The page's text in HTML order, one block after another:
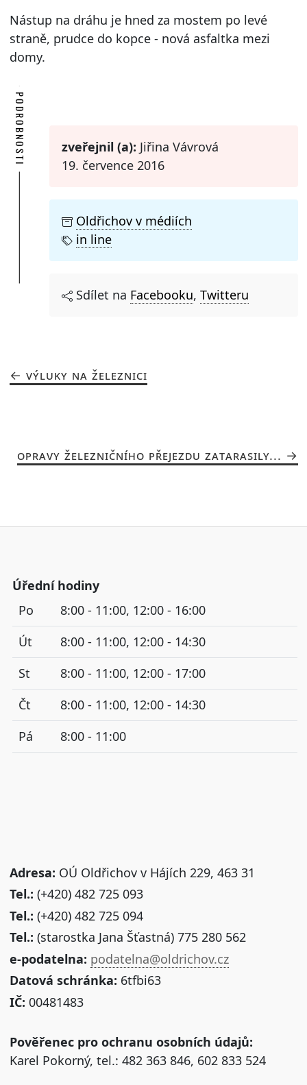
Nástup na dráhu je hned za mostem po levé
straně, prudce do kopce - nová asfaltka mezi
domy.
PODROBNOSTI zveřejnil (a): Jiřina Vávrová
19. července 2016
Oldřichov v médiích
in line
Sdílet na Facebooku, Twitteru
VÝLUKY NA ŽELEZNICI
OPRAVY ŽELEZNIČNÍHO PŘEJEZDU ZATARASILY...
Úřední hodiny
Po
8:00 - 11:00, 12:00 - 16:00
Út
8:00 - 11:00, 12:00 - 14:30
St
8:00 - 11:00, 12:00 - 17:00
Čt
8:00 - 11:00, 12:00 - 14:30
Pá
8:00 - 11:00
Adresa: OÚ Oldřichov v Hájích 229, 463 31
Tel.: (+420) 482 725 093
Tel.: (+420) 482 725 094
Tel.: (starostka Jana Šťastná) 775 280 562
e-podatelna: podatelna@oldrichov.cz
Datová schránka: 6tfbi63
IČ: 00481483
Pověřenec pro ochranu osobních údajů:
Karel Pokorný, tel.: 482 363 846, 602 833 524